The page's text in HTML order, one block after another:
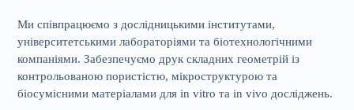
Ми співпрацюємо з дослідницькими інститутами,
університетськими лабораторіями та біотехнологічними
компаніями. Забезпечуємо друк складних геометрій із
контрольованою пористістю, мікроструктурою та
біосумісними матеріалами для in vitro та in vivo досліджень.